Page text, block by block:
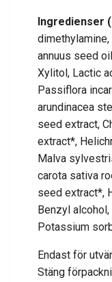
Ingredienser
annuus seed
Xylitol, Lactic
Passiflora
arundinacea
seed extract,
extract*,
Malva
carota sativa
seed extract*,
Benzyl
Potassium
Endast för
Stäng